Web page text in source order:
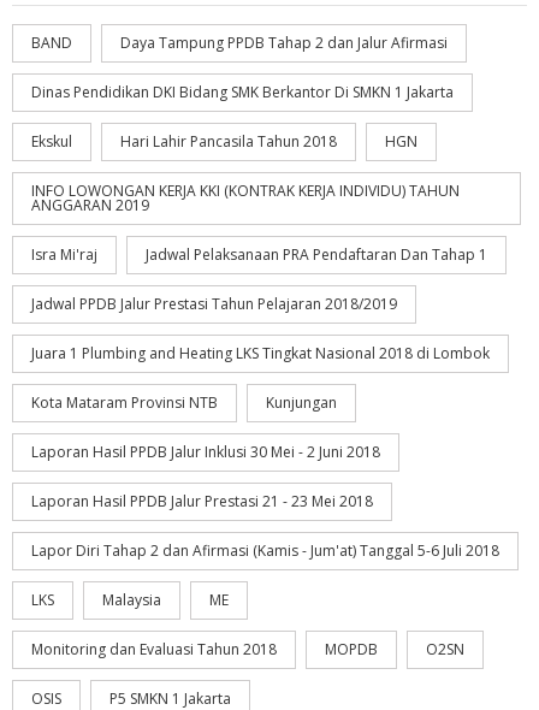
BAND Daya Tampung PPDB Tahap 2 dan Jalur Afirmasi
Dinas Pendidikan DKI Bidang SMK Berkantor Di SMKN 1 Jakarta
Ekskul Hari Lahir Pancasila Tahun 2018 HGN
INFO LOWONGAN KERJA KKI (KONTRAK KERJA INDIVIDU) TAHUN
ANGGARAN 2019
Isra Mi'raj Jadwal Pelaksanaan PRA Pendaftaran Dan Tahap 1
Jadwal PPDB Jalur Prestasi Tahun Pelajaran 2018/2019
Juara 1 Plumbing and Heating LKS Tingkat Nasional 2018 di Lombok
Kota Mataram Provinsi NTB Kunjungan
Laporan Hasil PPDB Jalur Inklusi 30 Mei - 2 Juni 2018
Laporan Hasil PPDB Jalur Prestasi 21 - 23 Mei 2018
Lapor Diri Tahap 2 dan Afirmasi (Kamis - Jum'at) Tanggal 5-6 Juli 2018
LKS Malaysia ME
Monitoring dan Evaluasi Tahun 2018 MOPDB O2SN
OSIS P5 SMKN 1 Jakarta